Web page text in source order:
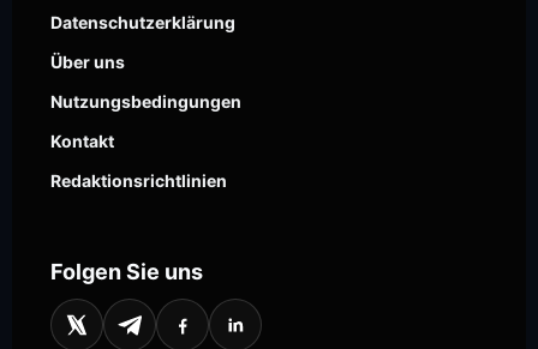
Datenschutzerklärung
Über uns
Nutzungsbedingungen
Kontakt
Redaktionsrichtlinien
Folgen Sie uns